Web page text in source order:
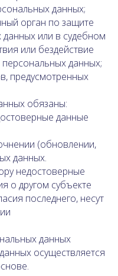
данных;
орган по защите
или в судебном
или бездействие
данных;
предусмотренных
обязаны:
данные
(обновлении,
данных.
недостоверные
о другом субъекте
последнего, несут
данных
осуществляется